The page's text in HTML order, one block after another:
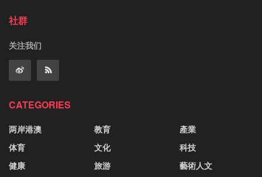
社群
关注我们
CATEGORIES
两岸港澳
体育
健康
教育
文化
旅游
產業
科技
藝術人文